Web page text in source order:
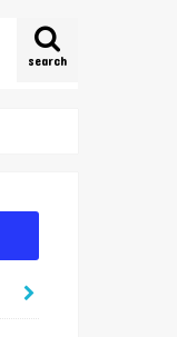
search